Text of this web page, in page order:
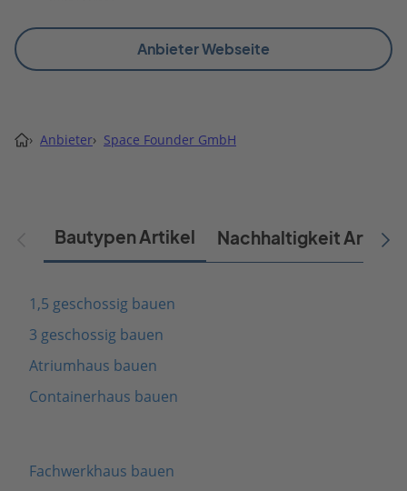
Anbieter Webseite
› Anbieter› Space Founder GmbH
Bautypen Artikel Nachhaltigkeit Artikel
1,5 geschossig bauen
3 geschossig bauen
Atriumhaus bauen
Containerhaus bauen
Fachwerkhaus bauen